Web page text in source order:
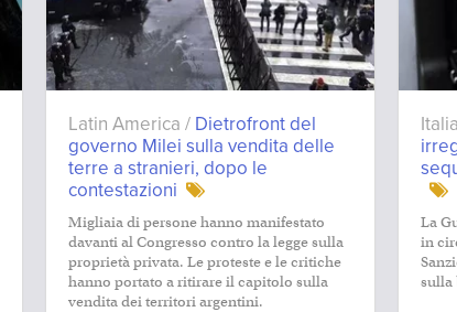
Latin America / Dietrofront del
governo Milei sulla vendita delle
terre a stranieri, dopo le
contestazioni
Migliaia di persone hanno manifestato
davanti al Congresso contro la legge sulla
proprietà privata. Le proteste e le critiche
hanno portato a ritirare il capitolo sulla
vendita dei territori argentini.
La
in
sulla